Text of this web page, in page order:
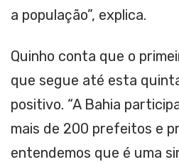
a população”, explica.
Quinho conta que o
que segue até esta
positivo. “A Bahia
mais de 200 prefeitos e
entendemos que é uma